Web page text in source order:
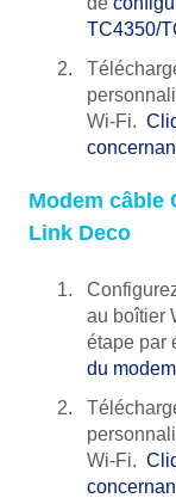
TC4350/
Wi-Fi.
Modem câble
Link Deco
au boîtier
étape par
du
Wi-Fi.